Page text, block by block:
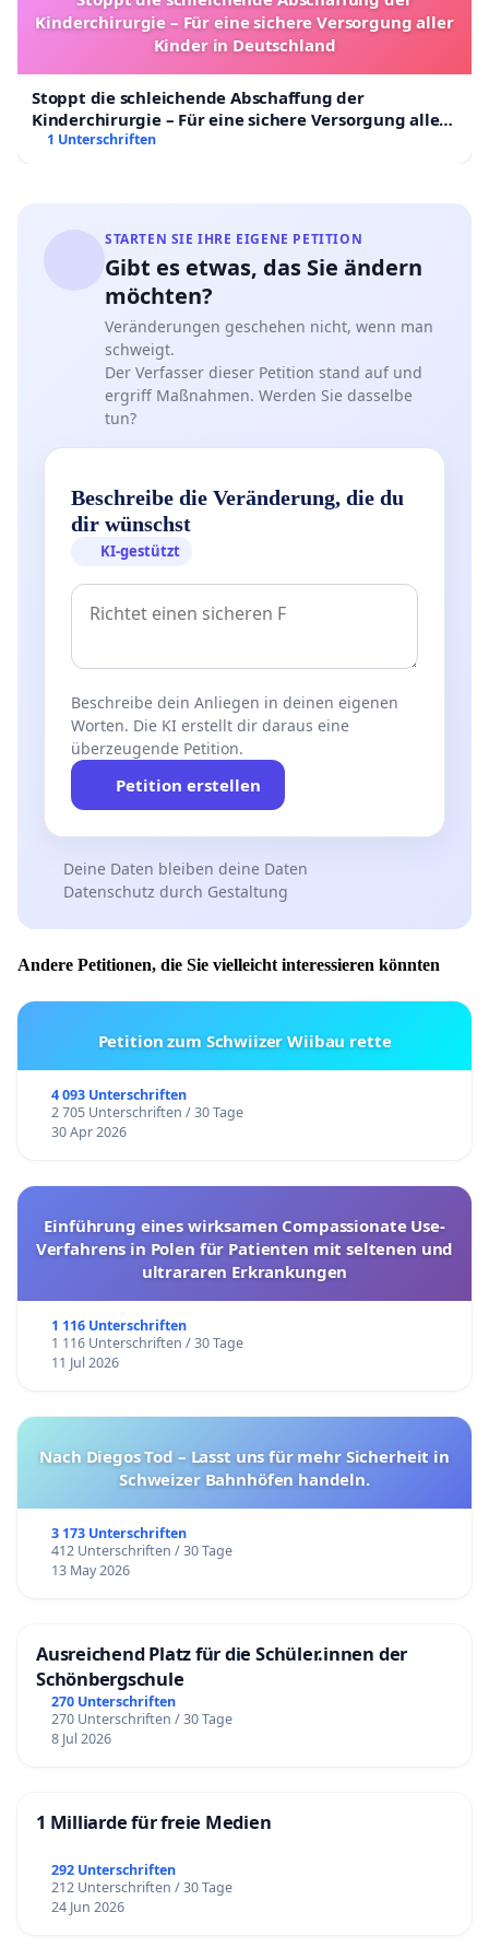
der offenen Tür zum Kennenlernen veranstalten", sagt
Awo-Vorsitzender Manfred Nowak. "Wir legen Wert auf
ein gutes Miteinander. Und die Nachbarschaft muss
sich keine Sorgen machen."
Kinderchirurgie – Für eine sichere Versorgung aller
Kinder in Deutschland
Stoppt die schleichende Abschaffung der
Kinderchirurgie – Für eine sichere Versorgung aller
Kinder in Deutschland
1 Unterschriften
STARTEN SIE IHRE EIGENE PETITION
Gibt es etwas, das Sie ändern
möchten?
Veränderungen geschehen nicht, wenn man
schweigt.
Der Verfasser dieser Petition stand auf und
ergriff Maßnahmen. Werden Sie dasselbe
tun?
Beschreibe die Veränderung, die du
dir wünschst
KI-gestützt
Beschreibe dein Anliegen in deinen eigenen
Worten. Die KI erstellt dir daraus eine
überzeugende Petition.
Petition erstellen
Deine Daten bleiben deine Daten
Datenschutz durch Gestaltung
Andere Petitionen, die Sie vielleicht interessieren könnten
Petition zum Schwiizer Wiibau rette
4 093 Unterschriften
2 705 Unterschriften / 30 Tage
30 Apr 2026
Einführung eines wirksamen Compassionate Use-
Verfahrens in Polen für Patienten mit seltenen und
ultrararen Erkrankungen
1 116 Unterschriften
1 116 Unterschriften / 30 Tage
11 Jul 2026
Nach Diegos Tod – Lasst uns für mehr Sicherheit in
Schweizer Bahnhöfen handeln.
3 173 Unterschriften
412 Unterschriften / 30 Tage
13 May 2026
Ausreichend Platz für die Schüler.innen der
Schönbergschule
270 Unterschriften
270 Unterschriften / 30 Tage
8 Jul 2026
1 Milliarde für freie Medien
292 Unterschriften
212 Unterschriften / 30 Tage
24 Jun 2026